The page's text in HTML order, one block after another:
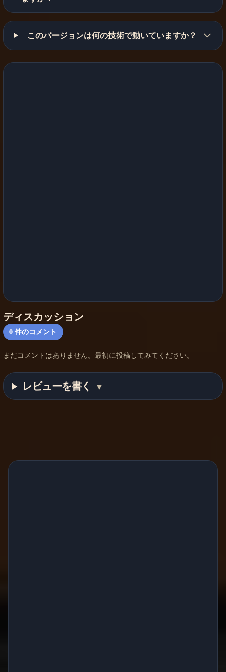
このバージョンは何の技術で動いていますか？
ディスカッション
0件のコメント
まだコメントはありません。最初に投稿してみてください。
レビューを書く ▼